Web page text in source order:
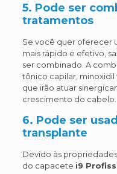
5. Pode ser
tratamentos
Se você quer oferecer
mais rápido e efetivo,
ser combinado. A
tônico capilar, minoxidil
que irão atuar
crescimento do cabelo.
6. Pode ser
transplante
Devido às
do capacete i9